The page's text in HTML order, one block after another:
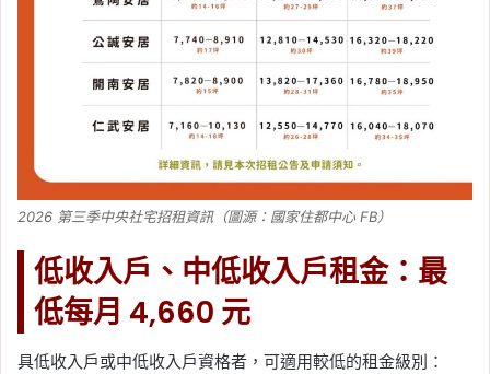
2026 第三季中央社宅招租資訊（圖源：國家住都中心 FB）
低收入戶、中低收入戶租金：最
低每月 4,660 元
具低收入戶或中低收入戶資格者，可適用較低的租金級別：